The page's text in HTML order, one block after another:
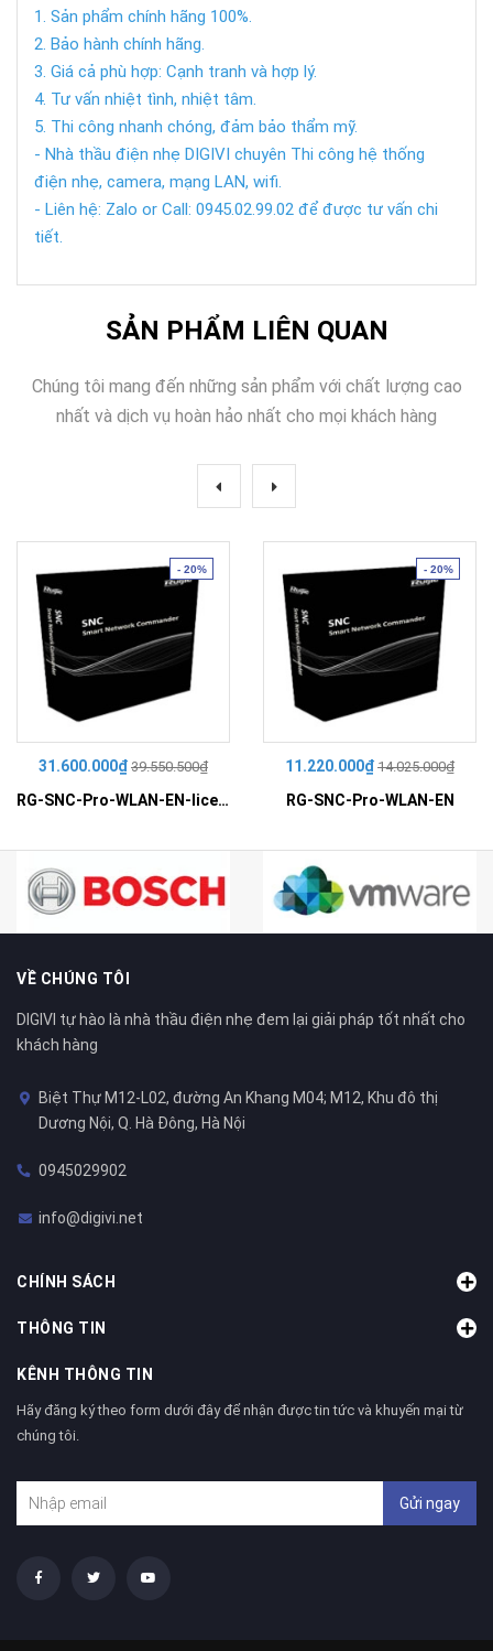
1. Sản phẩm chính hãng 100%.
2. Bảo hành chính hãng.
3. Giá cả phù hợp: Cạnh tranh và hợp lý.
4. Tư vấn nhiệt tình, nhiệt tâm.
5. Thi công nhanh chóng, đảm bảo thẩm mỹ.
- Nhà thầu điện nhẹ DIGIVI chuyên Thi công hệ thống
điện nhẹ, camera, mạng LAN, wifi.
- Liên hệ: Zalo or Call: 0945.02.99.02 để được tư vấn chi
tiết.
SẢN PHẨM LIÊN QUAN
Chúng tôi mang đến những sản phẩm với chất lượng cao
nhất và dịch vụ hoàn hảo nhất cho mọi khách hàng
- 20%
31.600.000₫ 39.550.500₫
RG-SNC-Pro-WLAN-EN-license-100
- 20%
11.220.000₫ 14.025.000₫
RG-SNC-Pro-WLAN-EN
VỀ CHÚNG TÔI
DIGIVI tự hào là nhà thầu điện nhẹ đem lại giải pháp tốt nhất cho
khách hàng
Biệt Thự M12-L02, đường An Khang M04; M12, Khu đô thị
Dương Nội, Q. Hà Đông, Hà Nội
0945029902
info@digivi.net
CHÍNH SÁCH
THÔNG TIN
KÊNH THÔNG TIN
Hãy đăng ký theo form dưới đây để nhận được tin tức và khuyến mại từ
chúng tôi.
Gửi ngay